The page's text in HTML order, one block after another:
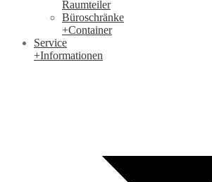
Raumteiler
Büroschränke
+Container
Service
+Informationen